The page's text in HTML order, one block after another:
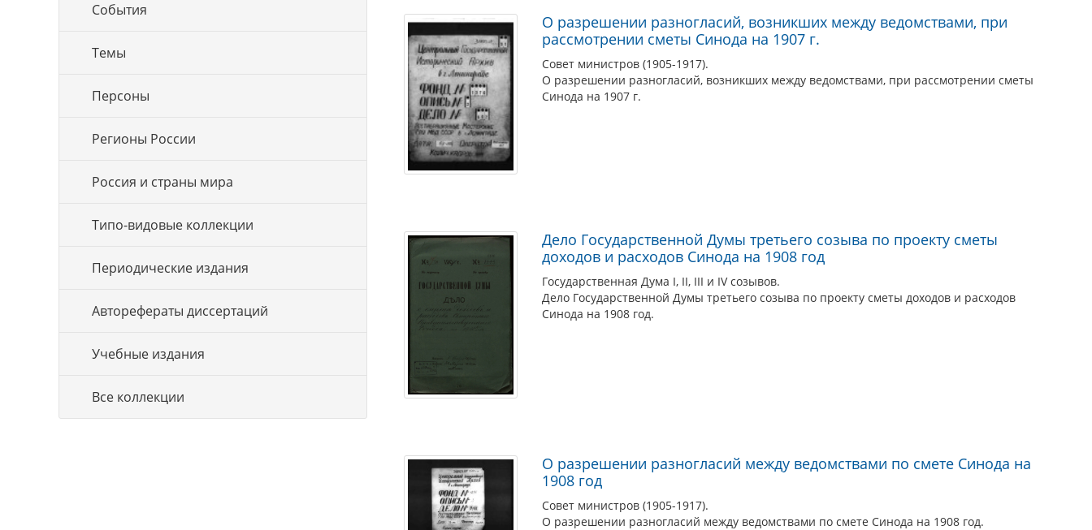
События
Темы
Персоны
Регионы России
Россия и страны мира
Типо-видовые коллекции
Периодические издания
Авторефераты диссертаций
Учебные издания
Все коллекции
О разрешении разногласий, возникших между ведомствами, при
рассмотрении сметы Синода на 1907 г.
Совет министров (1905-1917).
О разрешении разногласий, возникших между ведомствами, при рассмотрении сметы
Синода на 1907 г.
Дело Государственной Думы третьего созыва по проекту сметы
доходов и расходов Синода на 1908 год
Государственная Дума I, II, III и IV созывов.
Дело Государственной Думы третьего созыва по проекту сметы доходов и расходов
Синода на 1908 год.
О разрешении разногласий между ведомствами по смете Синода на
1908 год
Совет министров (1905-1917).
О разрешении разногласий между ведомствами по смете Синода на 1908 год.